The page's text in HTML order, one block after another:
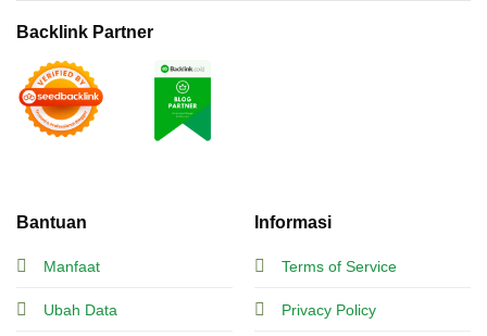
Bantuan
Manfaat
Ubah Data
Informasi
Terms of Service
Privacy Policy
Backlink Partner